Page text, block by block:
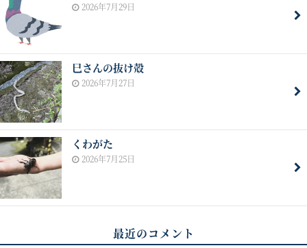
2026年7月29日
巳さんの抜け殻
2026年7月27日
くわがた
2026年7月25日
最近のコメント